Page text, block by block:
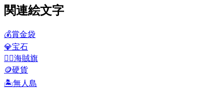
関連絵文字
💰賞金袋
💎宝石
🏴‍☠️海賊旗
🪙硬貨
🏝️無人島